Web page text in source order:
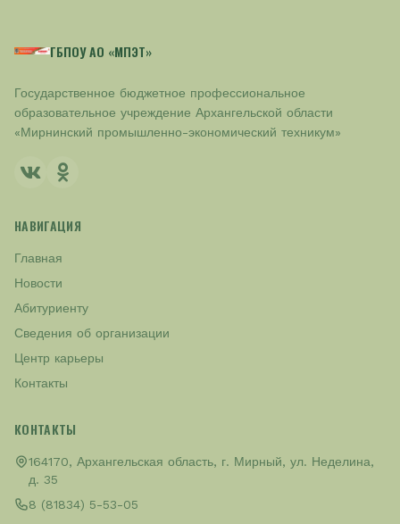
ГБПОУ АО «МПЭТ»
Государственное бюджетное профессиональное
образовательное учреждение Архангельской области
«Мирнинский промышленно-экономический техникум»
НАВИГАЦИЯ
Главная
Новости
Абитуриенту
Сведения об организации
Центр карьеры
Контакты
КОНТАКТЫ
164170, Архангельская область, г. Мирный, ул. Неделина,
д. 35
8 (81834) 5-53-05